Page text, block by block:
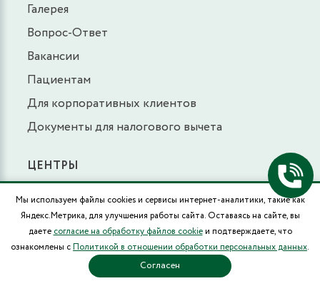
Галерея
Вопрос-Ответ
Вакансии
Пациентам
Для корпоративных клиентов
Документы для налогового вычета
ЦЕНТРЫ
Центр гинекологии и женского здоровья
Центр неврологии и нейрореабилитации
Центр психического здоровья
Мы используем файлы cookies и сервисы интернет-аналитики, такие как
Яндекс.Метрика, для улучшения работы сайта. Оставаясь на сайте, вы
даете согласие на обработку файлов cookieи подтверждаете, что
ознакомлены сПолитикой в отношении обработки персональных данных.
Согласен